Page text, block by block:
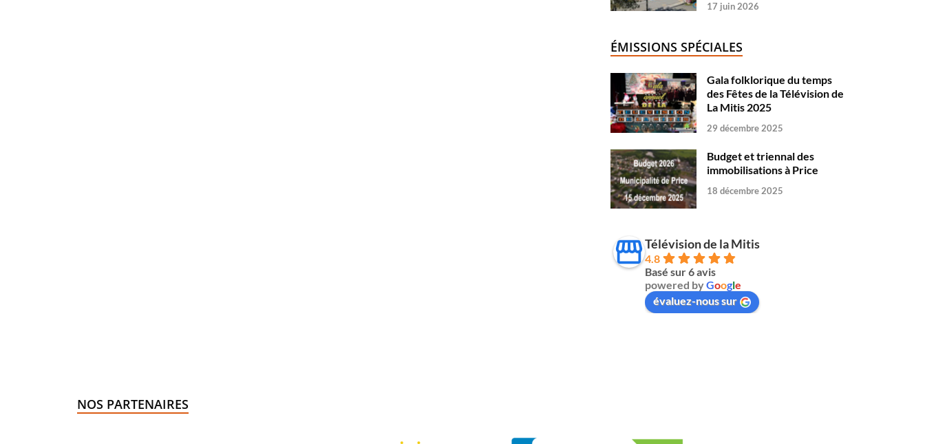
17 juin 2026
ÉMISSIONS SPÉCIALES
Gala folklorique du temps
des Fêtes de la Télévision de
La Mitis 2025
29 décembre 2025
Budget et triennal des
immobilisations à Price
18 décembre 2025
Télévision de la Mitis
4.8
Basé sur 6 avis
powered byGoogle
évaluez-nous sur
NOS PARTENAIRES